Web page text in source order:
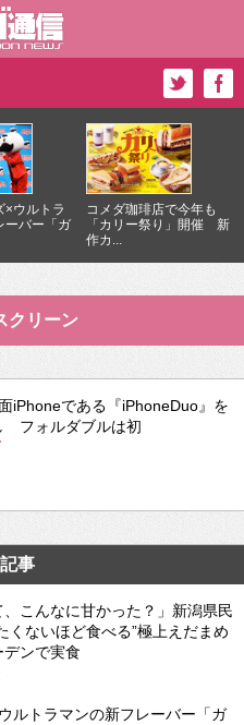
×ウルトラ
ーバー「ガ
コメダ珈琲店で今年も
「カリー祭り」開催 新
作カ...
クリーン
iPhoneである『iPhoneDuo』を
フォルダブルは初
事
、こんなに甘かった？」新潟県民
くないほど食べる”極上えだまめ
ンで実食
ルトラマンの新フレーバー「ガ